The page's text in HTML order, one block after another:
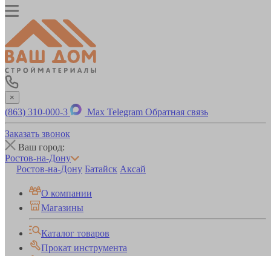
×
(863) 310-000-3 Max Telegram Обратная связь
Заказать звонок
Ваш город:
Ростов-на-Дону
Ростов-на-Дону Батайск Аксай
О компании
Магазины
Каталог товаров
Прокат инструмента